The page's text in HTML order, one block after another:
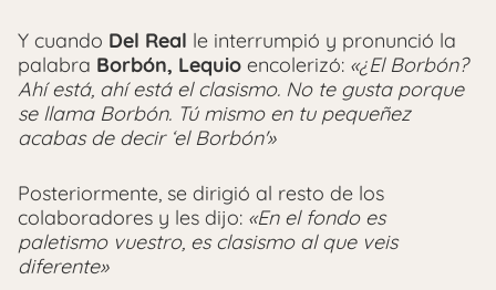
Y cuando Del Real le interrumpió y pronunció la
palabra Borbón, Lequio encolerizó: «¿El Borbón?
Ahí está, ahí está el clasismo. No te gusta porque
se llama Borbón. Tú mismo en tu pequeñez
acabas de decir ‘el Borbón'»
Posteriormente, se dirigió al resto de los
colaboradores y les dijo: «En el fondo es
paletismo vuestro, es clasismo al que veis
diferente»